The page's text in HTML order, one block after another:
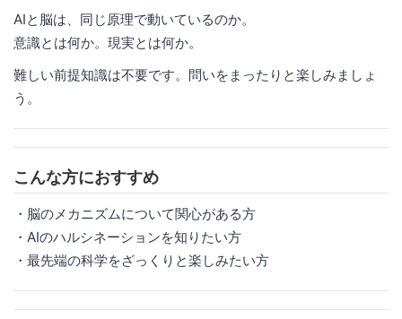
AIと脳は、同じ原理で動いているのか。
意識とは何か。現実とは何か。
難しい前提知識は不要です。問いをまったりと楽しみましょ
う。
こんな方におすすめ
・脳のメカニズムについて関心がある方
・AIのハルシネーションを知りたい方
・最先端の科学をざっくりと楽しみたい方